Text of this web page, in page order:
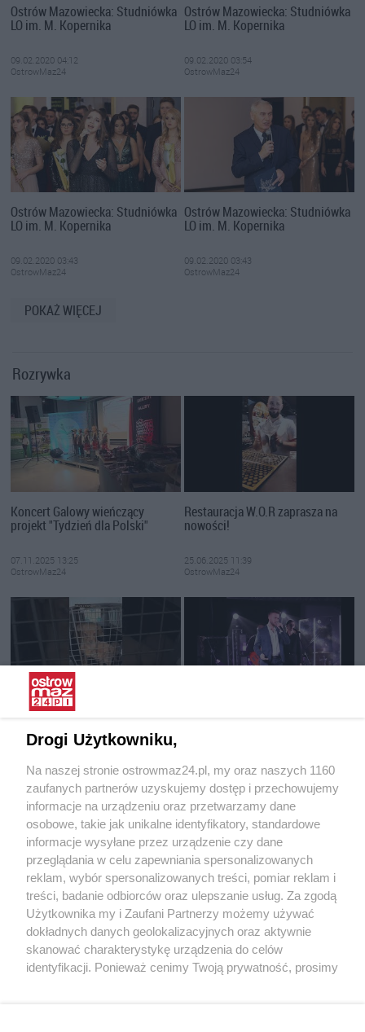
Ostrów Mazowiecka: Studniówka
LO im. M. Kopernika
09.02.2020 04:12
OstrowMaz24
Ostrów Mazowiecka: Studniówka
LO im. M. Kopernika
09.02.2020 03:54
OstrowMaz24
Ostrów Mazowiecka: Studniówka
LO im. M. Kopernika
09.02.2020 03:43
OstrowMaz24
Ostrów Mazowiecka: Studniówka
LO im. M. Kopernika
09.02.2020 03:43
OstrowMaz24
POKAŻ WIĘCEJ
Rozrywka
Koncert Galowy wieńczący
projekt "Tydzień dla Polski"
07.11.2025 13:25
OstrowMaz24
Restauracja W.O.R zaprasza na
nowości!
25.06.2025 11:39
OstrowMaz24
Interwencja Pogotowia dla
OstrowMaz24
OstrowMaz24
Spotkanie z Rafałem
Trzaskowskim w Ostrowi
Mazowieckiej
06.04.2025 13:49
OstrowMaz24
Ostrowski Styl 2025
10.03.2025 12:30
OstrowMaz24
Drogi Użytkowniku,
Na naszej stronie ostrowmaz24.pl, my oraz naszych 1160
zaufanych partnerów uzyskujemy dostęp i przechowujemy
informacje na urządzeniu oraz przetwarzamy dane
osobowe, takie jak unikalne identyfikatory, standardowe
informacje wysyłane przez urządzenie czy dane
przeglądania w celu zapewniania spersonalizowanych
reklam, wybór spersonalizowanych treści, pomiar reklam i
treści, badanie odbiorców oraz ulepszanie usług. Za zgodą
Użytkownika my i Zaufani Partnerzy możemy używać
dokładnych danych geolokalizacyjnych oraz aktywnie
skanować charakterystykę urządzenia do celów
identyfikacji. Ponieważ cenimy Twoją prywatność, prosimy